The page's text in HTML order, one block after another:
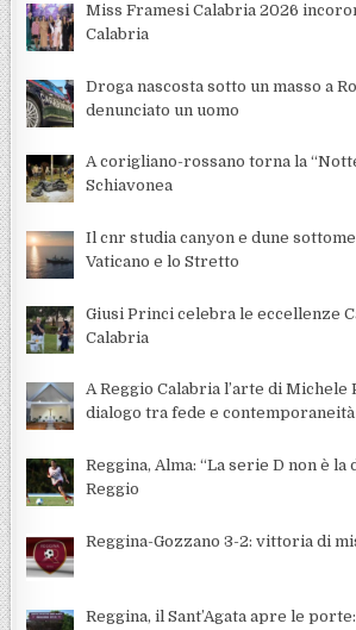
Miss Framesi Calabria 2026
Calabria
Droga nascosta sotto un masso a
denunciato un uomo
A corigliano-rossano torna la
Schiavonea
Il cnr studia canyon e dune
Vaticano e lo Stretto
Giusi Princi celebra le eccellenze
Calabria
A Reggio Calabria l’arte di
dialogo tra fede e contemporaneità
Reggina, Alma: “La serie D non è la
Reggio
Reggina-Gozzano 3-2: vittoria di
Reggina, il Sant’Agata apre le